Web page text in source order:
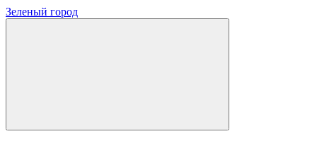
Зеленый город